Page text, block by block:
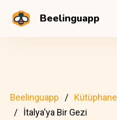
Beelinguapp
Beelinguapp Kütüphane
İtalya'ya Bir Gezi